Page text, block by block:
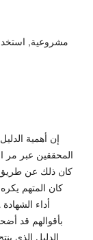
مشروعية,
إن أهمية
المحققين عبر مر
كان ذلك عن طريق
كان المتهم
أداء
بأقوالهم قد
الدليل الذي